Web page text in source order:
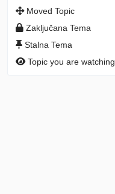
Moved Topic
Zaključana Tema
Stalna Tema
Topic you are watching